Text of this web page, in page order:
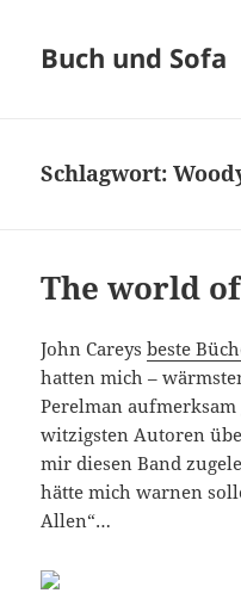
Buch und Sofa
Schlagwort:
The world
John Careysbeste
hatten mich –
Perelman
witzigsten Autoren
mir diesen Band
hätte mich warnen
Allen“…